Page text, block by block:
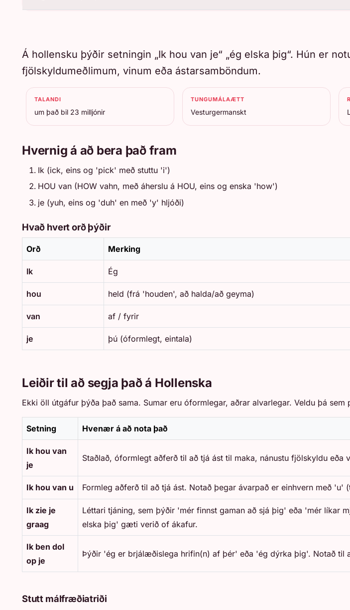
Á hollensku þýðir setningin „Ik hou van je“ „ég elska þig“. Hún er
fjölskyldumeðlimum, vinum eða ástarsamböndum.
TALANDI
um það bil 23 milljónir
TUNGUMÁLAÆTT
Vesturgermanskt
Hvernig á að bera það fram
Ik (ick, eins og 'pick' með stuttu 'i')
HOU van (HOW vahn, með áherslu á HOU, eins og enska 'how')
je (yuh, eins og 'duh' en með 'y' hljóði)
Hvað hvert orð þýðir
Orð Merking
Ik Ég
hou held (frá 'houden', að halda/að geyma)
van af / fyrir
je þú (óformlegt, eintala)
Leiðir til að segja það á Hollenska
Ekki öll útgáfur þýða það sama. Sumar eru óformlegar, aðrar alvarlegar. Veldu þá sem
Setning Hvenær á að nota það
Ik hou van
je
Staðlað, óformlegt aðferð til að tjá ást til maka, nánustu fjölskyldu eða
Ik hou van u Formleg aðferð til að tjá ást. Notað þegar ávarpað er einhvern með 'u'
Ik zie je
graag
Léttari tjáning, sem þýðir 'mér finnst gaman að sjá þig' eða 'mér líkar
elska þig' gæti verið of ákafur.
Ik ben dol
op je
Þýðir 'ég er brjálæðislega hrifin(n) af þér' eða 'ég dýrka þig'. Notað til
Stutt málfræðiatriði